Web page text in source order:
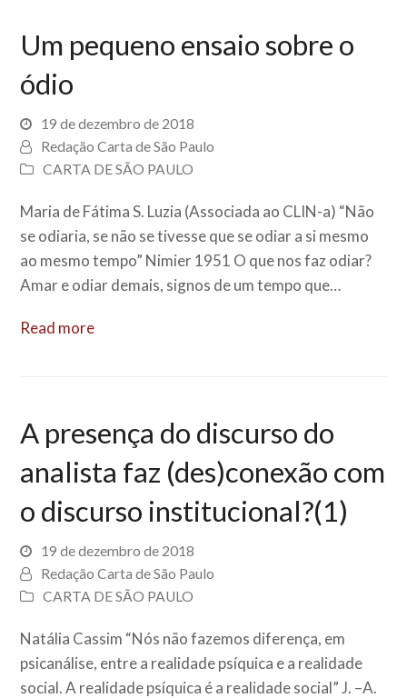
Um pequeno ensaio sobre o
ódio
19 de dezembro de 2018
Redação Carta de São Paulo
CARTA DE SÃO PAULO
Maria de Fátima S. Luzia (Associada ao CLIN-a) “Não
se odiaria, se não se tivesse que se odiar a si mesmo
ao mesmo tempo” Nimier 1951 O que nos faz odiar?
Amar e odiar demais, signos de um tempo que…
Read more
A presença do discurso do
analista faz (des)conexão com
o discurso institucional?(1)
19 de dezembro de 2018
Redação Carta de São Paulo
CARTA DE SÃO PAULO
Natália Cassim “Nós não fazemos diferença, em
psicanálise, entre a realidade psíquica e a realidade
social. A realidade psíquica é a realidade social” J. –A.